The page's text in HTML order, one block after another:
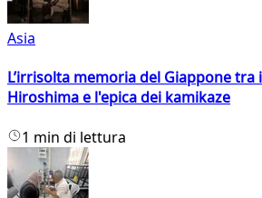
Asia
L’irrisolta memoria del Giappone tra
Hiroshima e l'epica dei kamikaze
1 min di lettura